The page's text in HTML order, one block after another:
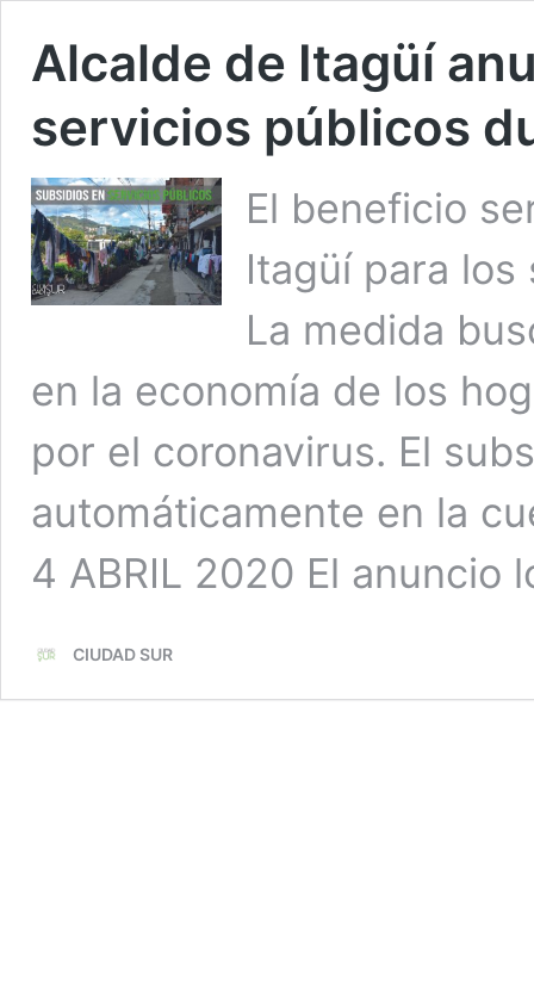
Alcalde de Itagüí
servicios públicos
El beneficio
Itagüí para
La medida
en la economía de los
por el coronavirus. El
automáticamente en la
4 ABRIL 2020 El anuncio
CIUDAD SUR